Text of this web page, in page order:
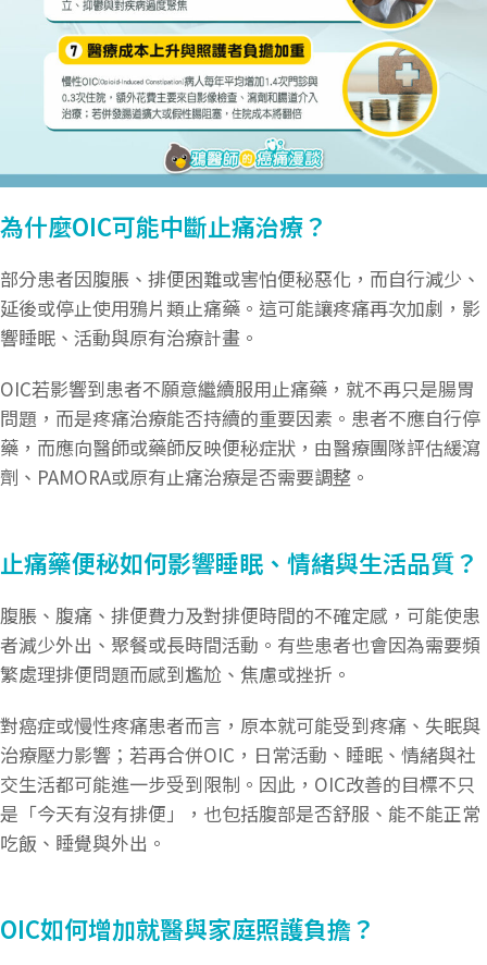
為什麼OIC可能中斷止痛治療？
部分患者因腹脹、排便困難或害怕便秘惡化，而自行減少、
延後或停止使用鴉片類止痛藥。這可能讓疼痛再次加劇，影
響睡眠、活動與原有治療計畫。
OIC若影響到患者不願意繼續服用止痛藥，就不再只是腸胃
問題，而是疼痛治療能否持續的重要因素。患者不應自行停
藥，而應向醫師或藥師反映便秘症狀，由醫療團隊評估緩瀉
劑、PAMORA或原有止痛治療是否需要調整。
止痛藥便秘如何影響睡眠、情緒與生活品質？
腹脹、腹痛、排便費力及對排便時間的不確定感，可能使患
者減少外出、聚餐或長時間活動。有些患者也會因為需要頻
繁處理排便問題而感到尷尬、焦慮或挫折。
對癌症或慢性疼痛患者而言，原本就可能受到疼痛、失眠與
治療壓力影響；若再合併OIC，日常活動、睡眠、情緒與社
交生活都可能進一步受到限制。因此，OIC改善的目標不只
是「今天有沒有排便」，也包括腹部是否舒服、能不能正常
吃飯、睡覺與外出。
OIC如何增加就醫與家庭照護負擔？